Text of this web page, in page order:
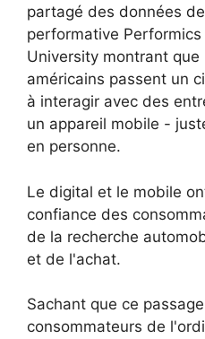
partagé des données
performative
University montrant que
américains passent un
à interagir avec des
un appareil mobile -
en personne.
Le digital et le mobile
confiance des
de la recherche
et de l'achat.
Sachant que ce
consommateurs de